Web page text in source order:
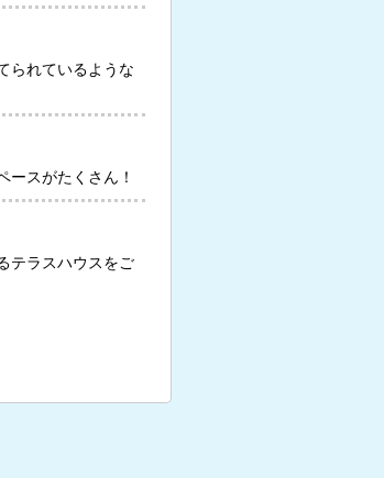
られているような
ースがたくさん！
テラスハウスをご